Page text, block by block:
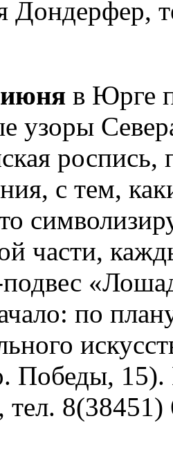
Дондерфер,
в Юрге
узоры
роспись,
с тем,
части,
по
Победы,